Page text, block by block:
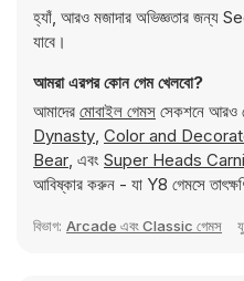
হ্যাঁ, আরও মজাদার অভিজ্ঞতার জন্য
যাবে।
আমরা এরপর কোন গেম খেলবো?
আমাদের মোবাইল গেমস সেকশনে আরও
Dynasty, Color and
Bear, এবং Super Heads
আবিষ্কার করুন - যা Y8 গেমসে
বিভাগ: Arcade এবং Classic গেমস